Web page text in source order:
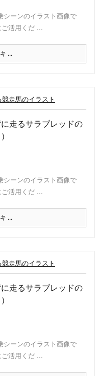
シーンのイラスト画像で
活用くだ ...
...
走馬のイラスト
走るサラブレッドの
シーンのイラスト画像で
活用くだ ...
...
走馬のイラスト
走るサラブレッドの
シーンのイラスト画像で
活用くだ ...